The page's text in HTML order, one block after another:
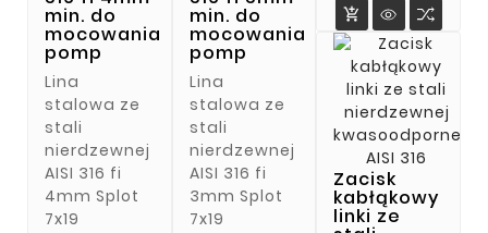
min. do
mocowania
pomp
Lina
stalowa ze
stali
nierdzewnej
AISI 316 fi
4mm Splot
7x19
min. do
mocowania
pomp
Lina
stalowa ze
stali
nierdzewnej
AISI 316 fi
3mm Splot
7x19

Zacisk
kabłąkowy
linki ze